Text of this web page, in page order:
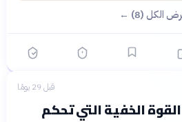
الكل (8) ←
قبل 29 يومًا
القوة الخفية التي تحكم